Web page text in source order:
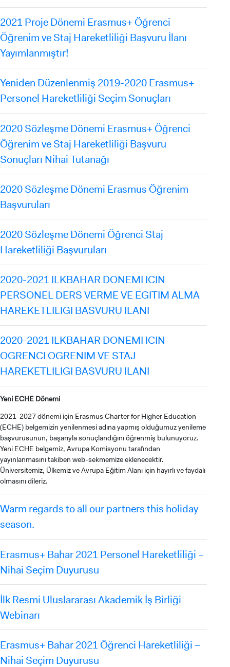
ADAY ÖĞRENCİ
2021 Proje Dönemi Erasmus+ Öğrenci
Öğrenim ve Staj Hareketliliği Başvuru İlanı
Yayımlanmıştır!
Yeniden Düzenlenmiş 2019-2020 Erasmus+
Personel Hareketliliği Seçim Sonuçları
2020 Sözleşme Dönemi Erasmus+ Öğrenci
Öğrenim ve Staj Hareketliliği Başvuru
Sonuçları Nihai Tutanağı
2020 Sözleşme Dönemi Erasmus Öğrenim
Başvuruları
2020 Sözleşme Dönemi Öğrenci Staj
Hareketliliği Başvuruları
2020-2021 ILKBAHAR DONEMI ICIN
PERSONEL DERS VERME VE EGITIM ALMA
HAREKETLILIGI BASVURU ILANI
2020-2021 ILKBAHAR DONEMI ICIN
OGRENCI OGRENIM VE STAJ
HAREKETLILIGI BASVURU ILANI
Yeni ECHE Dönemi
2021-2027 dönemi için Erasmus Charter for Higher Education
(ECHE) belgemizin yenilenmesi adına yapmış olduğumuz yenileme
başvurusunun, başarıyla sonuçlandığını öğrenmiş bulunuyoruz.
Yeni ECHE belgemiz, Avrupa Komisyonu tarafından
yayınlanmasını takiben web-sekmemize eklenecektir.
Üniversitemiz, Ülkemiz ve Avrupa Eğitim Alanı için hayırlı ve faydalı
olmasını dileriz.
Warm regards to all our partners this holiday
season.
Erasmus+ Bahar 2021 Personel Hareketliliği –
Nihai Seçim Duyurusu
İlk Resmi Uluslararası Akademik İş Birliği
Webinarı
Erasmus+ Bahar 2021 Öğrenci Hareketliliği –
Nihai Seçim Duyurusu